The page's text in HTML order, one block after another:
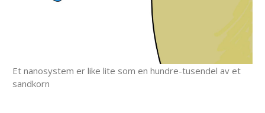
Et nanosystem er like lite som en hundre-tusendel av et
sandkorn